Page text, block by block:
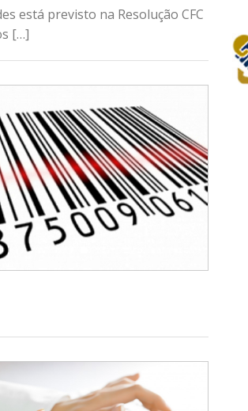
está previsto na Resolução CFC
[…]